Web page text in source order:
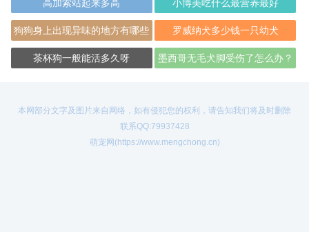
高加索站起来多高 小博美吃什么最营养最好
狗狗身上出现异味的地方有哪些 罗威纳犬多少钱一只幼犬
茶杯狗一般能活多久呀 墨西哥无毛犬脚受伤了怎么办？
本网部分文字及图片来自网络，如有侵犯您的权利，请告知我们将及时删除
联系QQ:79937428
萌宠网(https://www.mengchong.cn)